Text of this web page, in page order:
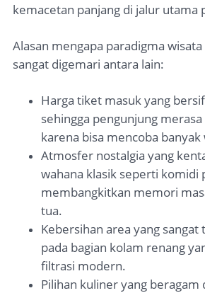
kemacetan panjang di jalur utama
Alasan mengapa paradigma
sangat digemari antara lain:
Harga tiket masuk yang
sehingga pengunjung
karena bisa mencoba banyak
Atmosfer nostalgia yang
wahana klasik seperti komidi
membangkitkan memori
tua.
Kebersihan area yang
pada bagian kolam renang
filtrasi modern.
Pilihan kuliner yang beragam